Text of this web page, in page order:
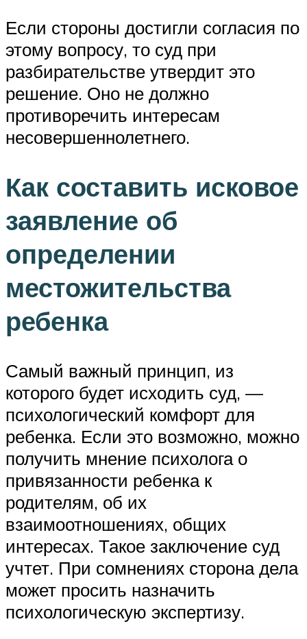
Если стороны достигли согласия по
этому вопросу, то суд при
разбирательстве утвердит это
решение. Оно не должно
противоречить интересам
несовершеннолетнего.
Как составить исковое
заявление об
определении
местожительства
ребенка
Самый важный принцип, из
которого будет исходить суд, —
психологический комфорт для
ребенка. Если это возможно, можно
получить мнение психолога о
привязанности ребенка к
родителям, об их
взаимоотношениях, общих
интересах. Такое заключение суд
учтет. При сомнениях сторона дела
может просить назначить
психологическую экспертизу.